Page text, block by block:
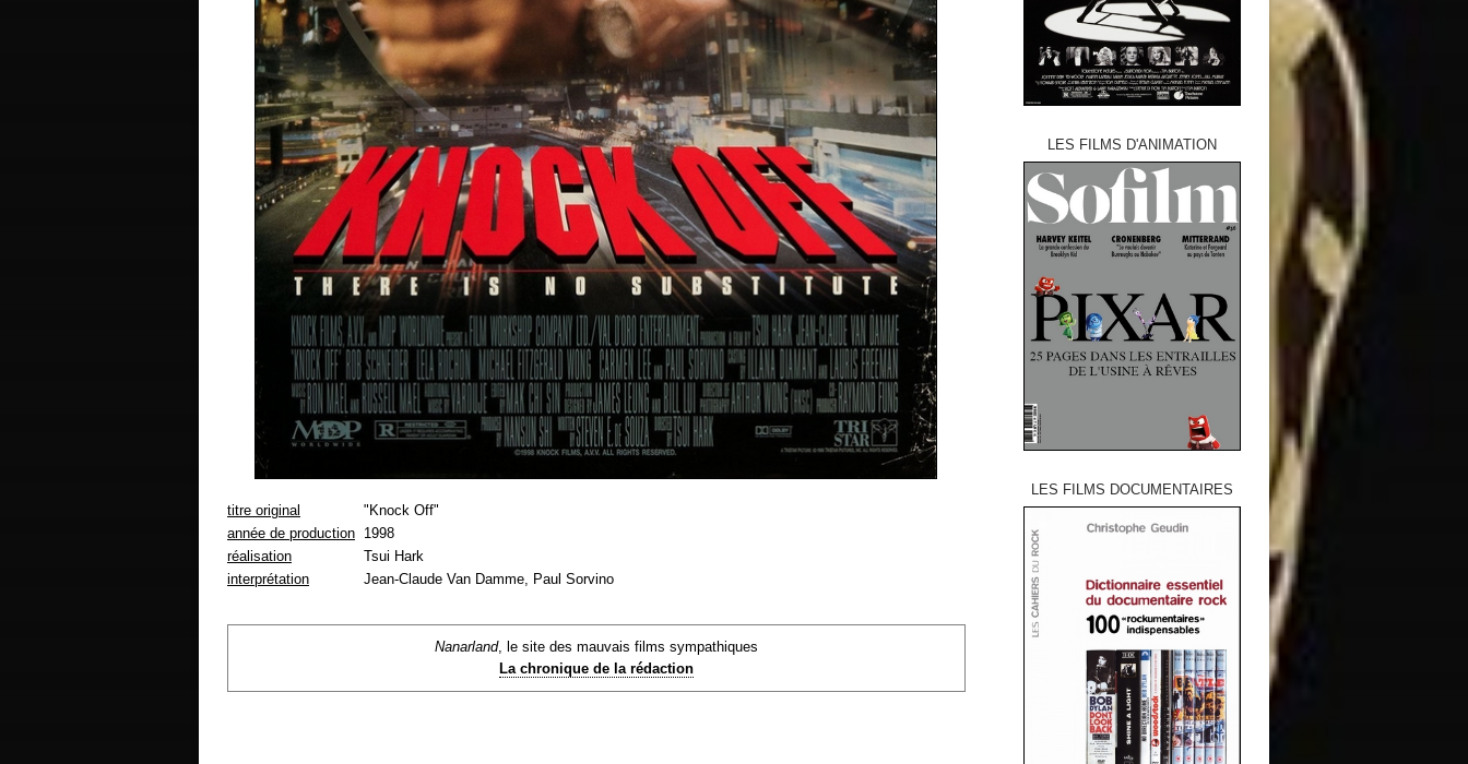
titre original
"Knock Off"
année de production 1998
réalisation
Tsui Hark
interprétation
Jean-Claude Van Damme, Paul Sorvino
Nanarland, le site des mauvais films sympathiques
La chronique de la rédaction
LES FILMS D'ANIMATION
LES FILMS DOCUMENTAIRES